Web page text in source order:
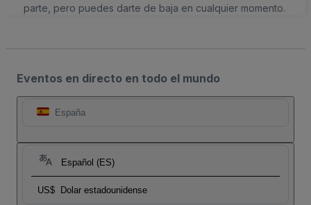
parte, pero puedes darte de baja en cualquier momento.
Eventos en directo en todo el mundo
España
Español (ES)
US$ Dolar estadounidense